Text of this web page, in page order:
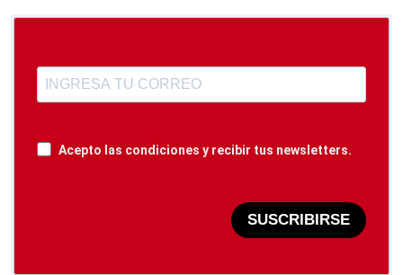
Acepto las condiciones y recibir tus newsletters.
SUSCRIBIRSE